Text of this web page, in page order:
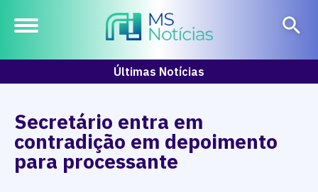
Últimas Notícias
Secretário entra em
contradição em depoimento
para processante